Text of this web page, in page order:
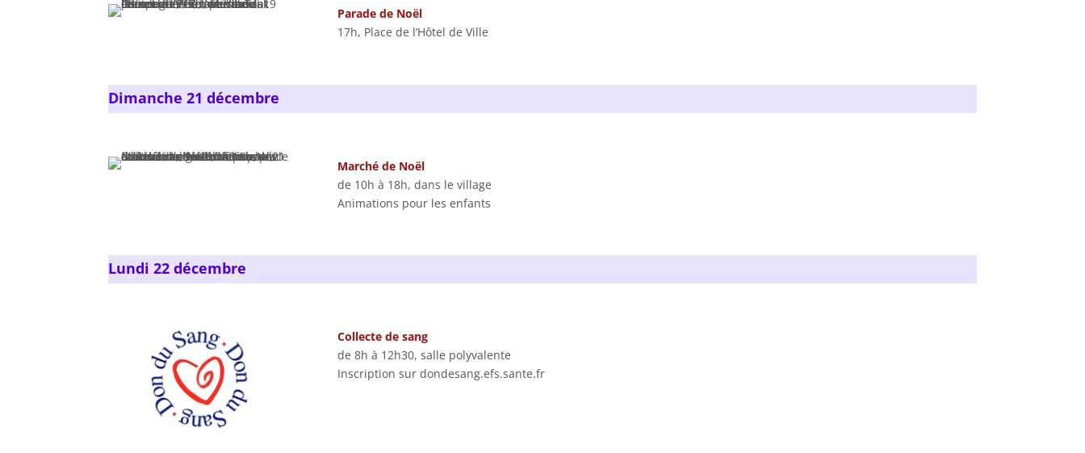
Parade de Noël
17h, Place de l’Hôtel de Ville
Dimanche 21 décembre
Marché de Noël
de 10h à 18h, dans le village
Animations pour les enfants
Lundi 22 décembre
Collecte de sang
de 8h à 12h30, salle polyvalente
Inscription sur dondesang.efs.sante.fr